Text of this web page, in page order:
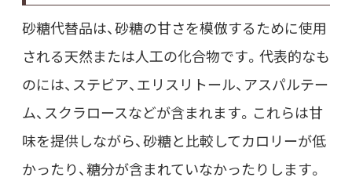
砂糖代替品は、砂糖の甘さを模倣するために使用
される天然または人工の化合物です。代表的なも
のには、ステビア、エリスリトール、アスパルテー
ム、スクラロースなどが含まれます。これらは甘
味を提供しながら、砂糖と比較してカロリーが低
かったり、糖分が含まれていなかったりします。